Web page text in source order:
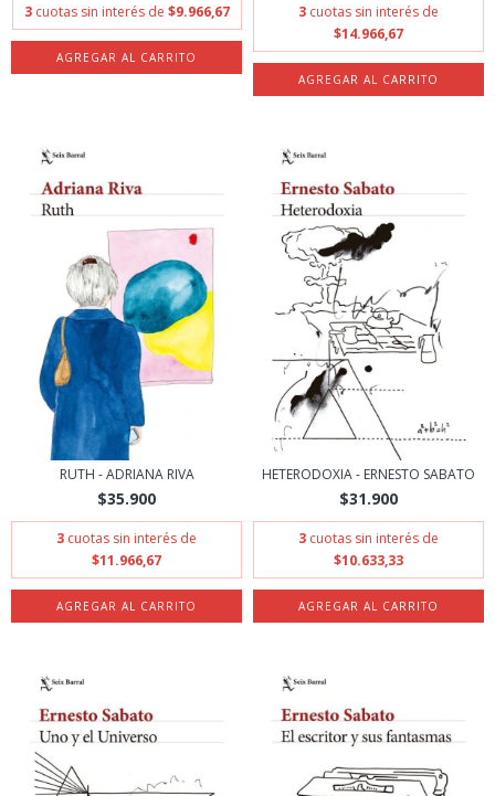
3 cuotas sin interés de $9.966,67 3 cuotas sin interés de
$14.966,67
RUTH - ADRIANA RIVA
$35.900
3 cuotas sin interés de
$11.966,67
HETERODOXIA - ERNESTO SABATO
$31.900
3 cuotas sin interés de
$10.633,33